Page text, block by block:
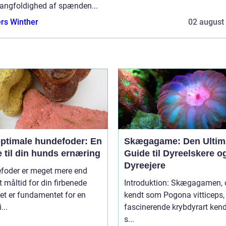
af spænden...
Winther
02 august
hundefoder: En
til din hunds ernæring
er meget mere end
måltid for din firbenede
er fundamentet for en
Skægagame: Den
Guide til Dyreelskere
Dyreejere
Introduktion: Skægagamen,
kendt som Pogona vitticeps,
fascinerende krybdyrart
s...